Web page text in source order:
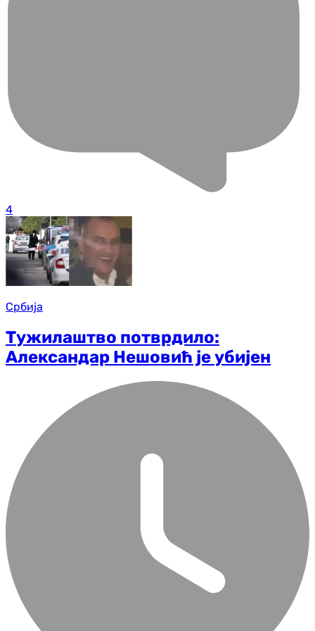
4
Србија
Тужилаштво потврдило:
Александар Нешовић је убијен